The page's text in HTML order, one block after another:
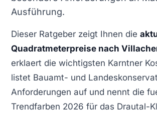
Ausführung.
Dieser Ratgeber zeigt Ihnen die
Quadratmeterpreise nach
erklaert die wichtigsten Karntner
listet Bauamt- und
Anforderungen auf und nennt die
Trendfarben 2026 für das Drautal-